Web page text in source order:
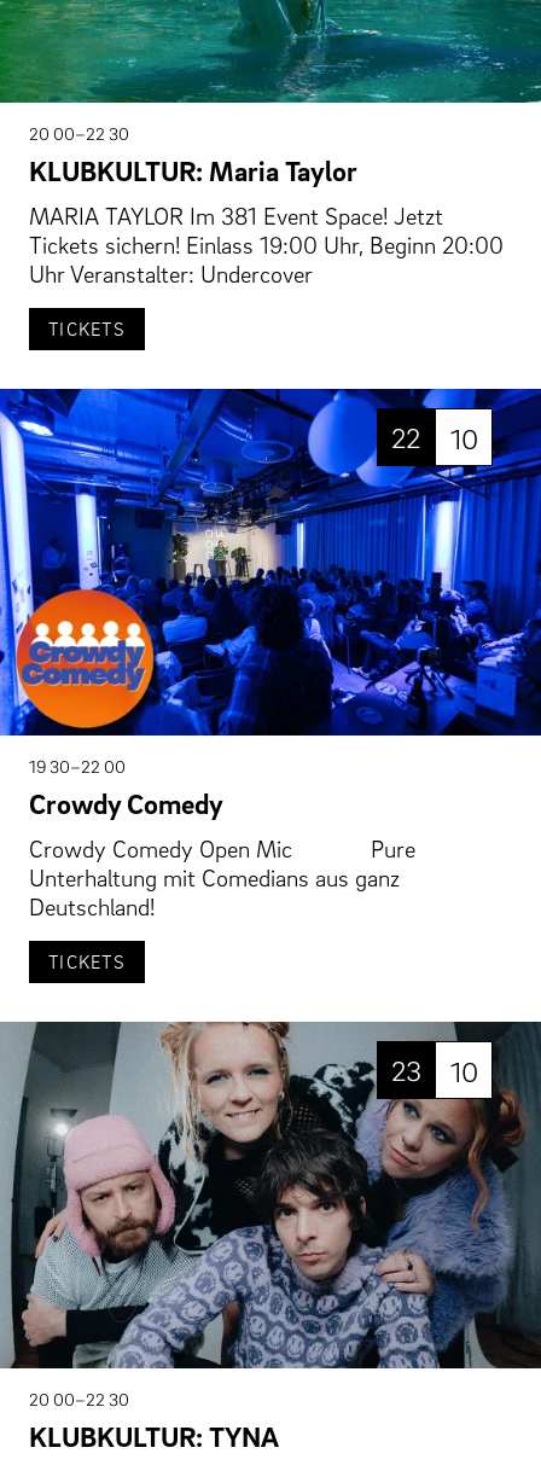
20 00–22 30
KLUBKULTUR: Maria Taylor
MARIA TAYLOR Im 381 Event Space! Jetzt
Tickets sichern! Einlass 19:00 Uhr, Beginn 20:00
Uhr Veranstalter: Undercover
TICKETS
22 10
19 30–22 00
Crowdy Comedy
Crowdy Comedy Open Mic Pure
Unterhaltung mit Comedians aus ganz
Deutschland!
TICKETS
23 10
20 00–22 30
KLUBKULTUR: TYNA